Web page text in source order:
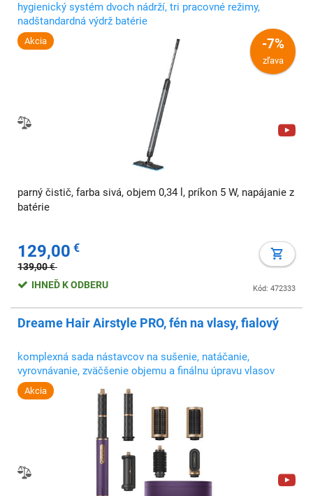
hygienický systém dvoch nádrží, tri pracovné režimy,
nadštandardná výdrž batérie
Akcia -7%
zľava
parný čistič, farba sivá, objem 0,34 l, príkon 5 W, napájanie z
batérie
129,00 €
139,00€
Kód: 472333
IHNEĎ K ODBERU
Dreame Hair Airstyle PRO, fén na vlasy, fialový
komplexná sada nástavcov na sušenie, natáčanie,
vyrovnávanie, zväčšenie objemu a finálnu úpravu vlasov
Akcia